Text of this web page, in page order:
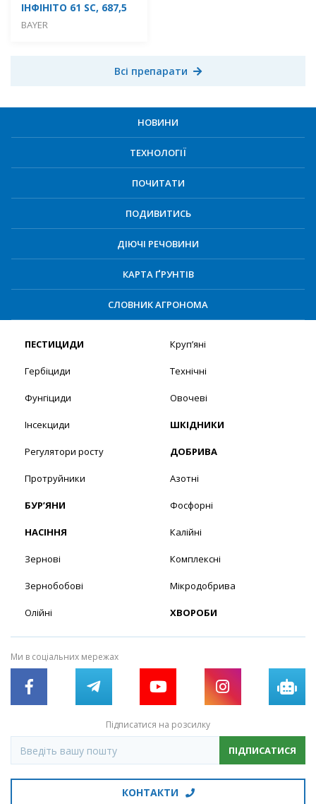
ІНФІНІТО 61 SC, 687,5
BAYER
Всі препарати
НОВИНИ
ТЕХНОЛОГІЇ
ПОЧИТАТИ
ПОДИВИТИСЬ
ДІЮЧІ РЕЧОВИНИ
КАРТА ҐРУНТІВ
СЛОВНИК АГРОНОМА
ПЕСТИЦИДИ
Гербіциди
Фунгіциди
Інсекциди
Регулятори росту
Протруйники
БУР’ЯНИ
НАСІННЯ
Зернові
Зернобобові
Олійні
Круп’яні
Технічні
Овочеві
ШКІДНИКИ
ДОБРИВА
Азотні
Фосфорні
Калійні
Комплексні
Мікродобрива
ХВОРОБИ
Ми в соціальних мережах
Підписатися на розсилку
ПІДПИСАТИСЯ
КОНТАКТИ